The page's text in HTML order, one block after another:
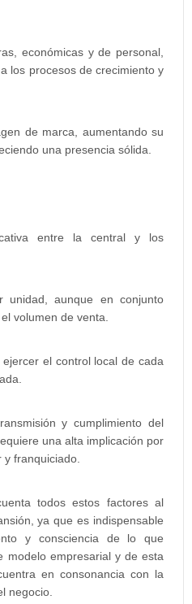
económicas y de personal,
los procesos de crecimiento y
de marca, aumentando su
una presencia sólida.
entre la central y los
aunque en conjunto
volumen de venta.
el control local de cada
y cumplimiento del
una alta implicación por
franquiciado.
todos estos factores al
ya que es indispensable
y consciencia de lo que
modelo empresarial y de esta
en consonancia con la
negocio.